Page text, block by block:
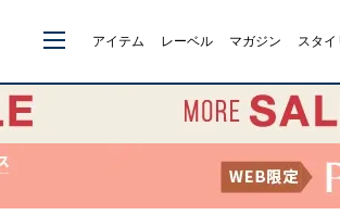
アイテム レーベル マガジン スタ